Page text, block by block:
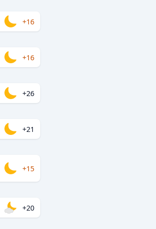
+16
+16
+26
+21
+15
+20